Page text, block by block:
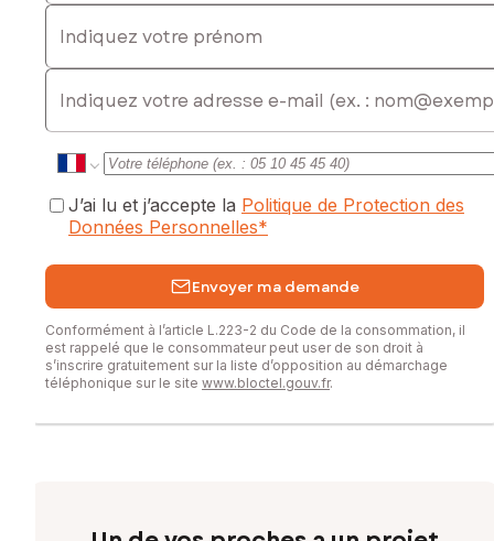
Indiquez votre prénom
E-mail
J’ai lu et j’accepte la Politique de Protection des
Données Personnelles*
Envoyer ma demande
Conformément à l’article L.223-2 du Code de la consommation, il
est rappelé que le consommateur peut user de son droit à
s’inscrire gratuitement sur la liste d’opposition au démarchage
téléphonique sur le site www.bloctel.gouv.fr.